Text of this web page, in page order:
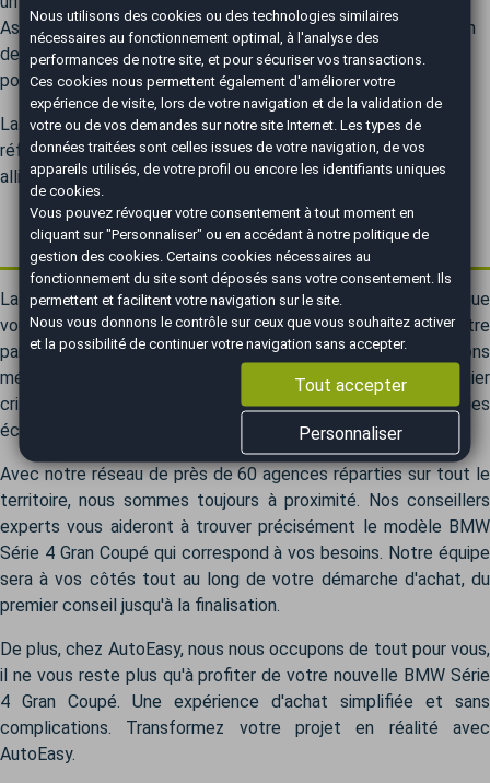
Asie, avec des ventes solides et une clientèle séduite par son
design distinctif, son équilibre entre sport et confort, et sa
polyvalence.
La Série 4 Gran Coupé s’impose aujourd’hui comme l’une des
références du segment des coupés quatre portes premium,
alliant style, technologie et plaisir de conduite.
Comment trouver une BMW Série 4 Gran Coupé au
meilleur prix ?
La BMW Série 4 Gran Coupé de vos rêves n'attend plus que
vous, et AutoEasy est là pour vous guider. Découvrez notre
panel de véhicules BMW Série 4 Gran Coupé, des occasions
méticuleusement inspectées aux modèles neufs 0 km dernier
cri. Bénéficiez de remises jusqu'à 30 % et réalisez des
économies significatives.
Avec notre réseau de près de 60 agences réparties sur tout le
territoire, nous sommes toujours à proximité. Nos conseillers
experts vous aideront à trouver précisément le modèle BMW
Série 4 Gran Coupé qui correspond à vos besoins. Notre équipe
sera à vos côtés tout au long de votre démarche d'achat, du
premier conseil jusqu'à la finalisation.
De plus, chez AutoEasy, nous nous occupons de tout pour vous,
il ne vous reste plus qu'à profiter de votre nouvelle BMW Série
4 Gran Coupé. Une expérience d'achat simplifiée et sans
complications. Transformez votre projet en réalité avec
AutoEasy.
Nous utilisons des cookies ou des technologies similaires
nécessaires au fonctionnement optimal, à l'analyse des
performances de notre site, et pour sécuriser vos transactions.
Ces cookies nous permettent également d'améliorer votre
expérience de visite, lors de votre navigation et de la validation de
votre ou de vos demandes sur notre site Internet. Les types de
données traitées sont celles issues de votre navigation, de vos
appareils utilisés, de votre profil ou encore les identifiants uniques
de cookies.
Vous pouvez révoquer votre consentement à tout moment en
cliquant sur "Personnaliser" ou en accédant à notrepolitique de
gestion des cookies . Certains cookies nécessaires au
fonctionnement du site sont déposés sans votre consentement. Ils
permettent et facilitent votre navigation sur le site.
Nous vous donnons le contrôle sur ceux que vous souhaitez activer
et la possibilité de continuer votre navigation sans accepter.
Tout accepter
Personnaliser